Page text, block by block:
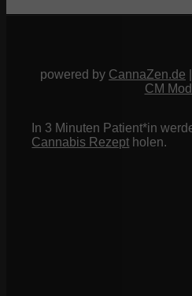
powered by CannaZen.de
CM
In 3 Minuten Patient*in
Cannabis Rezept holen.